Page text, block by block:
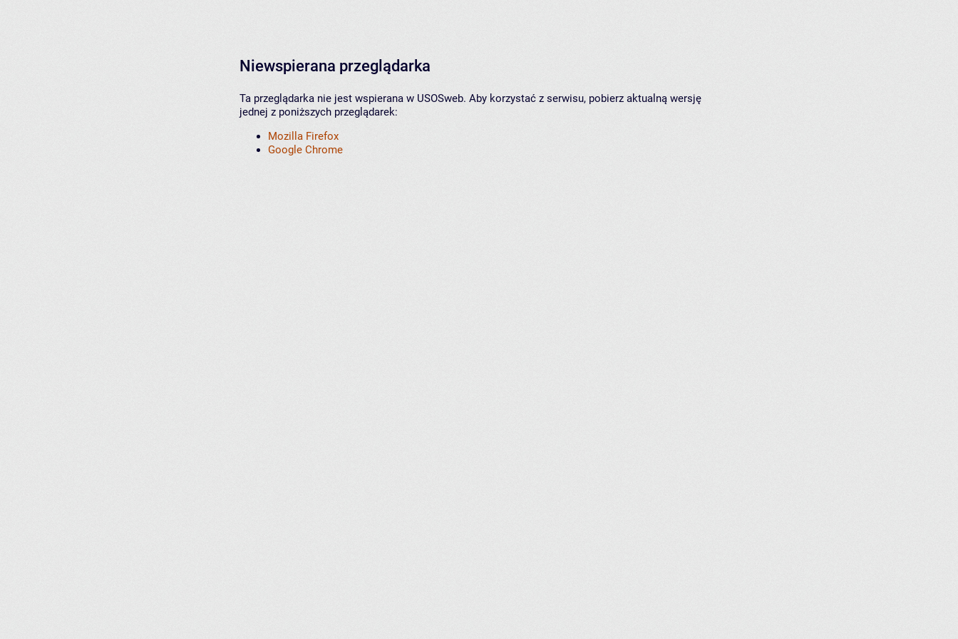
Niewspierana przeglądarka
Ta przeglądarka nie jest wspierana w USOSweb. Aby korzystać z serwisu, pobierz aktualną wersję
jednej z poniższych przeglądarek:
Mozilla Firefox
Google Chrome